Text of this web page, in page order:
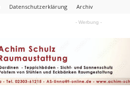
Datenschutzerklärung Archiv
- Werbung -